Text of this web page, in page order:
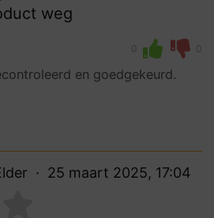
weg
0 0
en goedgekeurd.
25 maart 2025, 17:04